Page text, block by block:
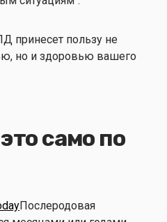
принесет пользу не
но и здоровью вашего
само по
Послеродовая